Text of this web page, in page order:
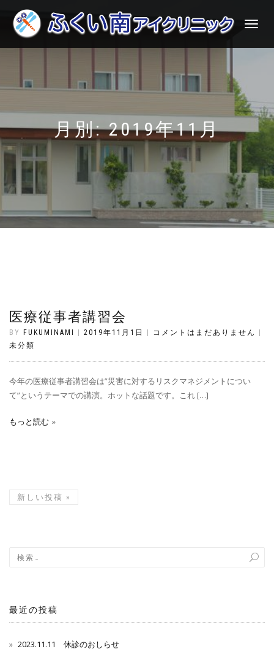
ナ
ゲ
ン
を
切
り
替
え
月別: 2019年11月
医療従事者講習会
BY FUKUMINAMI 2019年11月1日 コメントはまだありません
未分類
今年の医療従事者講習会は”災害に対するリスクマネジメントについ
て”というテーマでの講演。ホットな話題です。これ […]
もっと読む
新しい投稿 »
最近の投稿
2023.11.11 休診のおしらせ